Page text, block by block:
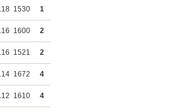
1530 1
1600 2
1521 2
1672 4
1610 4